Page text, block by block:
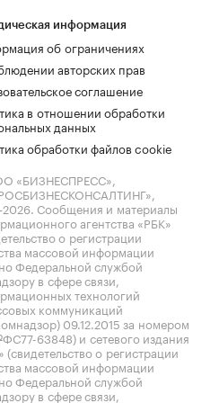
информация
об ограничениях
авторских прав
соглашение
в отношении обработки
данных
обработки файлов cookie
«БИЗНЕСПРЕСС»,
. Сообщения и материалы
агентства «РБК»
о регистрации
массовой информации
Федеральной службой
в сфере связи,
технологий
коммуникаций
09.12.2015 за номером
63848) и сетевого издания
(свидетельство о регистрации
массовой информации
Федеральной службой
в сфере связи,